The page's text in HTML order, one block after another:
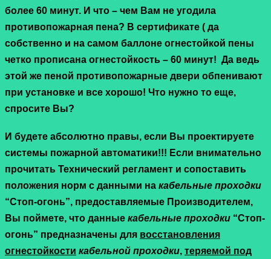
более 60 минут. И что – чем Вам не угодила
противопожарная пена? В сертификате ( да
собственно и на самом баллоне огнестойкой пены
четко прописана огнестойкость – 60 минут! Да ведь
этой же пеной противопожарные двери обпенивают
при установке и все хорошо! Что нужно то еще,
спросите Вы?
И будете абсолютно правы, если Вы проектируете
системы пожарной автоматики!!! Если внимательно
прочитать Технический регламент и сопоставить
положения норм с данными на кабельные проходки
“Стоп-огонь”, предоставляемые Производителем,
Вы поймете, что данные кабельные проходки “Стоп-
огонь” предназначены для восстановления
огнестойкости кабельной проходки, теряемой под